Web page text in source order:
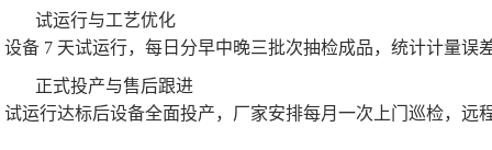
试运行与工艺优化
设备 7 天试运行，每日分早中晚三批次抽检成品，统计计量
正式投产与售后跟进
试运行达标后设备全面投产，厂家安排每月一次上门巡检，